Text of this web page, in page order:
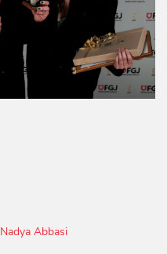
Nadya Abbasi